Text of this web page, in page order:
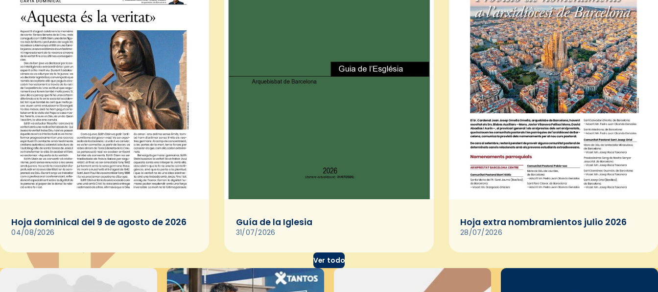
Hoja dominical del 9 de agosto de 2026
04/08/2026
Guía de la Iglesia
31/07/2026
Hoja extra nombramientos julio 2026
28/07/2026
Ver todo